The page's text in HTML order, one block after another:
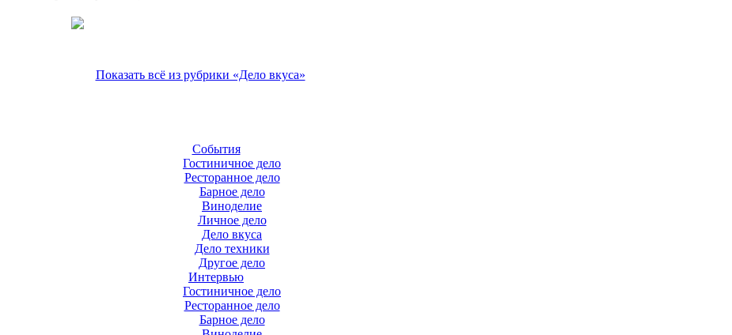
Показать всё из рубрики «Дело вкуса»
События
Гостиничное дело
Ресторанное дело
Барное дело
Виноделие
Личное дело
Дело вкуса
Дело техники
Другое дело
Интервью
Гостиничное дело
Ресторанное дело
Барное дело